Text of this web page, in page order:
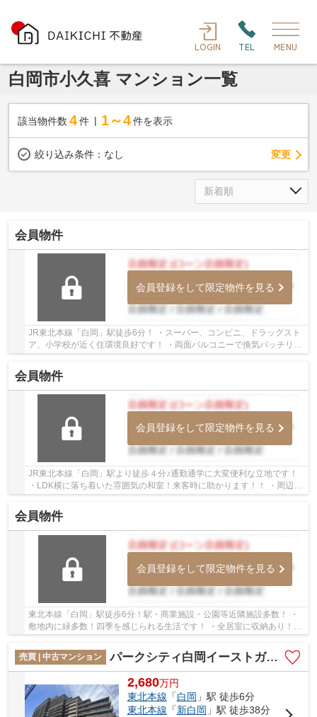
LOGIN TEL MENU
白岡市小久喜 マンション一覧
該当物件数 4件 1～4 件を表示
絞り込み条件： なし 変更
会員物件
会員登録をして限定物件を見る
JR東北本線「白岡」駅徒歩6分！ ・スーパー、コンビニ、ドラッグスト
ア、小学校が近く住環境良好です！ ・両面バルコニーで換気バッチリ通
風良好♪ ・6帖の和室があり、小さいお子様の...
会員物件
会員登録をして限定物件を見る
JR東北本線「白岡」駅より徒歩４分♪通勤通学に大変便利な立地です！
・LDK横に落ち着いた雰囲気の和室！来客時に助かります！！ ・周辺設
備に恵まれ、住環境良好です！！ いつでもお...
会員物件
会員登録をして限定物件を見る
東北本線「白岡」駅徒歩6分！駅・商業施設・公園等近隣施設多数！ ・
敷地内に緑多数！四季を感じられる生活です！ ・全居室に収納あり！
売買 | 中古マンション
パークシティ白岡イーストガーデン
2,680万円
東北本線 「白岡 」駅 徒歩6分
東北本線 「新白岡 」駅 徒歩38分